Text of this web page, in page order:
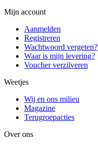
Mijn account
Aanmelden
Registreren
Wachtwoord vergeten?
Waar is mijn levering?
Voucher verzilveren
Weetjes
Wij en ons milieu
Magazine
Terugroepacties
Over ons